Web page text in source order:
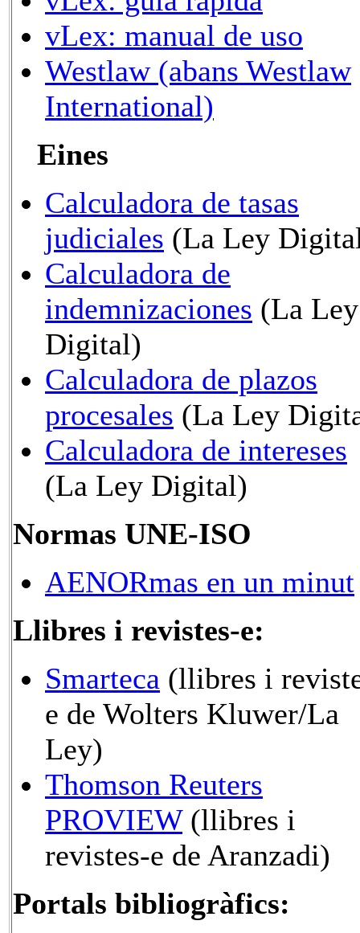
vLex: manual de uso
Westlaw (abans Westlaw
International)
Eines
Calculadora de tasas
judiciales (La Ley
Calculadora de
indemnizaciones (La Ley
Digital)
Calculadora de plazos
procesales (La Ley
Calculadora de intereses
(La Ley Digital)
Normas UNE-ISO
AENORmas en un minut
Llibres i revistes-e:
Smarteca (llibres i
e de Wolters Kluwer/La
Ley)
Thomson Reuters
PROVIEW(llibres i
revistes-e de Aranzadi)
Portals bibliogràfics: